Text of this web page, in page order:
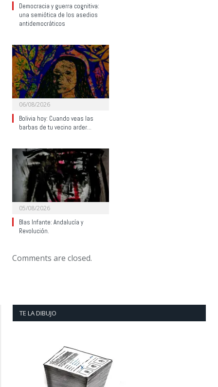
Democracia y guerra cognitiva:
una semiótica de los asedios
antidemocráticos
06/08/2026
Bolivia hoy: Cuando veas las
barbas de tu vecino arder…
05/08/2026
Blas Infante: Andalucía y
Revolución.
Comments are closed.
TE LA DIBUJO